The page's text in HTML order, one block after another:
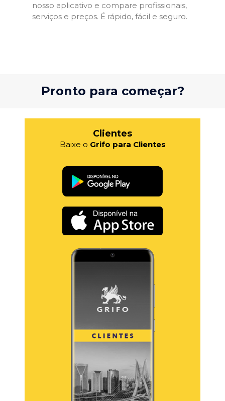
nosso aplicativo e compare profissionais,
serviços e preços. É rápido, fácil e seguro.
Pronto para começar?
Clientes
Baixe o Grifo para Clientes